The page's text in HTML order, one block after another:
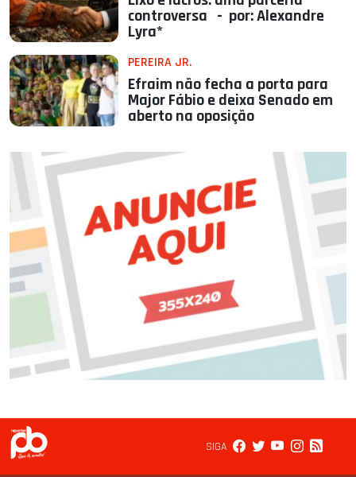
controversa - por: Alexandre
Lyra*
PEREIRA JR.
Efraim não fecha a porta para
Major Fábio e deixa Senado em
aberto na oposição
SIGA